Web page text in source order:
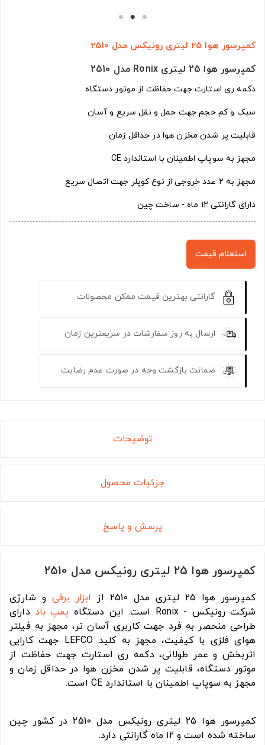
کمپرسور هوا 25 لیتری رونیکس مدل 2510
کمپرسور هوا 25 لیتری Ronix مدل 2510
دکمه ری استارت جهت حفاظت از موتور دستگاه
سبک و کم حجم جهت حمل و نقل سریع و آسان
قابلیت پر شدن مخزن هوا در حداقل زمان
مجهز به سوپاپ اطمینان با استاندارد CE
مجهز به 2 عدد خروجی از نوع کوپلر جهت اتصال سریع
دارای گارانتی 12 ماه - ساخت چین
استعلام قیمت
گارانتی بهترین قیمت ممکن محصولات
ارسال به روز سفارشات در سریعترین زمان
ضمانت بازگشت وجه در صورت عدم رضایت
توضیحات
جزئیات محصول
پرسش و پاسخ
کمپرسور هوا 25 لیتری رونیکس مدل 2510
کمپرسور هوا 25 لیتری مدل 2510 از ابزار برقی و شارژی
شرکت رونیکس - Ronix است. این دستگاه
پمپ باد دارای
طراحی منحصر به فرد جهت کاربری آسان تر، مجهز به فیلتر
هوای فلزی با کیفیت، مجهز به کلید LEFCO جهت کارایی
اثربخش و عمر طولانی، دکمه ری استارت جهت حفاظت از
موتور دستگاه، قابلیت پر شدن مخزن هوا در حداقل زمان و
مجهز به سوپاپ اطمینان با استاندارد CE است.
کمپرسور هوا 25 لیتری رونیکس مدل 2510 در کشور چین
ساخته شده است و ۱۲ ماه گارانتی دارد.